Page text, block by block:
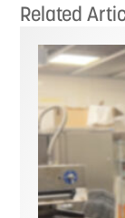
Related